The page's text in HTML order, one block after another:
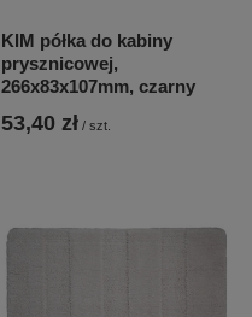
KIM półka do kabiny
prysznicowej,
266x83x107mm, czarny
53,40 zł / szt.